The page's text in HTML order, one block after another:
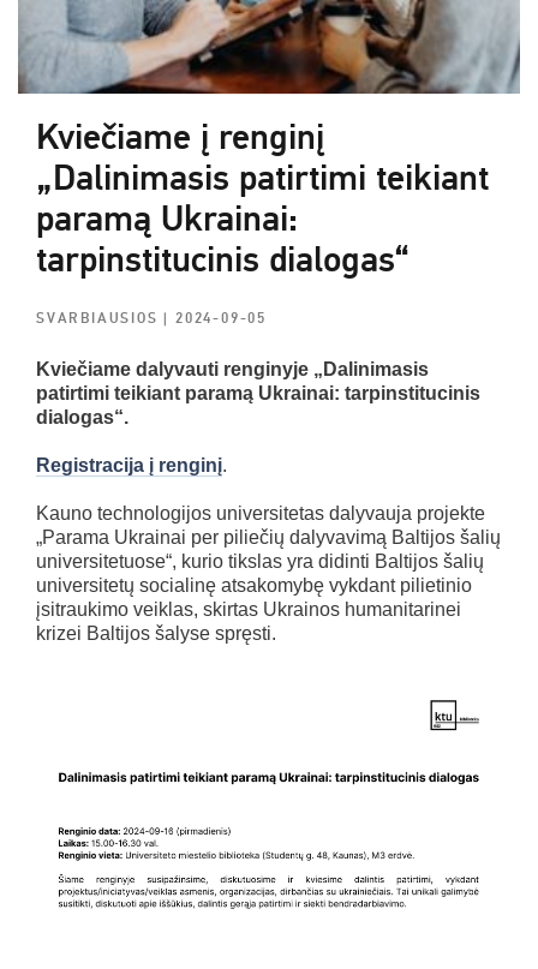
Kviečiame į renginį
„Dalinimasis patirtimi teikiant
paramą Ukrainai:
tarpinstitucinis dialogas“
SVARBIAUSIOS| 2024-09-05
Kviečiame dalyvauti renginyje „Dalinimasis
patirtimi teikiant paramą Ukrainai: tarpinstitucinis
dialogas“.
Registracija į renginį.
Kauno technologijos universitetas dalyvauja projekte
„Parama Ukrainai per piliečių dalyvavimą Baltijos šalių
universitetuose“, kurio tikslas yra didinti Baltijos šalių
universitetų socialinę atsakomybę vykdant pilietinio
įsitraukimo veiklas, skirtas Ukrainos humanitarinei
krizei Baltijos šalyse spręsti.